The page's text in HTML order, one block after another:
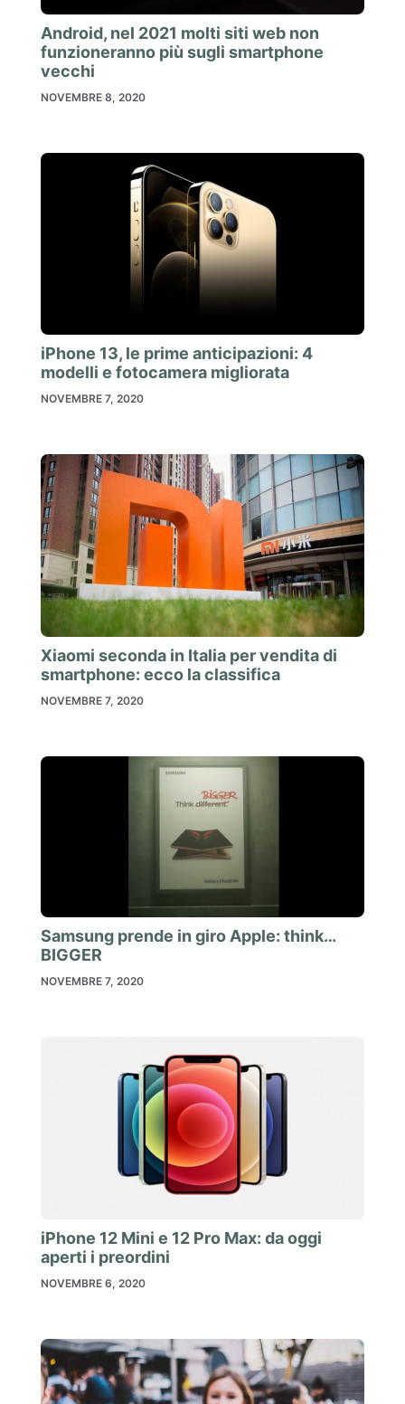
Android, nel 2021 molti siti web non
funzioneranno più sugli smartphone
vecchi
NOVEMBRE 8, 2020
iPhone 13, le prime anticipazioni: 4
modelli e fotocamera migliorata
NOVEMBRE 7, 2020
Xiaomi seconda in Italia per vendita di
smartphone: ecco la classifica
NOVEMBRE 7, 2020
Samsung prende in giro Apple: think…
BIGGER
NOVEMBRE 7, 2020
iPhone 12 Mini e 12 Pro Max: da oggi
aperti i preordini
NOVEMBRE 6, 2020